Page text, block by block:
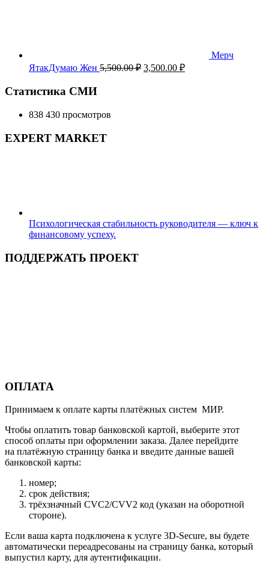
Мерч
ЯтакДумаю Жен 5,500.00₽ Первоначальная
3,500.00 ₽Текущая
Статистика СМИ
838 430 просмотров
EXPERT MARKET
Психологическая стабильность руководителя — ключ к
финансовому успеху.
ПОДДЕРЖАТЬ ПРОЕКТ
ОПЛАТА
Принимаем к оплате карты платёжных систем МИР.
Чтобы оплатить товар банковской картой, выберите этот
способ оплаты при оформлении заказа. Далее перейдите
на платёжную страницу банка и введите данные вашей
банковской карты:
номер;
срок действия;
трёхзначный CVC2/CVV2 код (указан на оборотной
стороне).
Если ваша карта подключена к услуге 3D-Secure, вы будете
автоматически переадресованы на страницу банка, который
выпустил карту, для аутентификации.